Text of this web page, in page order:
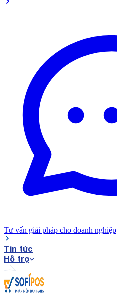
Tư vấn giải pháp cho doanh nghiệp
Tin tức
Hỗ trợ